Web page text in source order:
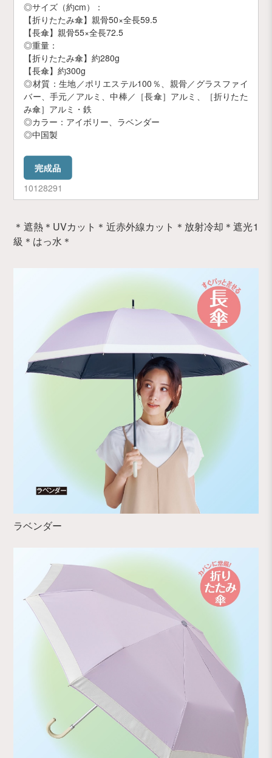
◎サイズ（約cm）：
【折りたたみ傘】親骨50×全長59.5
【長傘】親骨55×全長72.5
◎重量：
【折りたたみ傘】約280g
【長傘】約300g
◎材質：生地／ポリエステル100％、親骨／グラスファイ
バー、手元／アルミ、中棒／［長傘］アルミ、［折りたた
み傘］アルミ・鉄
◎カラー：アイボリー、ラベンダー
◎中国製
10128291
＊遮熱＊UVカット＊近赤外線カット＊放射冷却＊遮光1
級＊はっ水＊
ラベンダー